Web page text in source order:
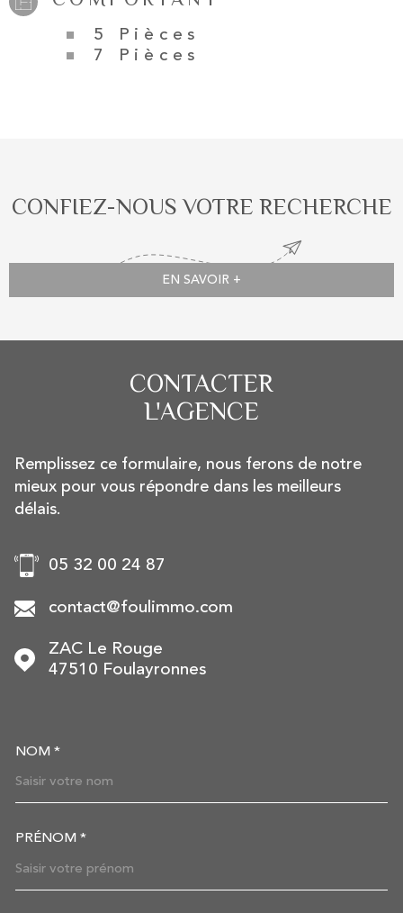
5 Pièces
7 Pièces
CONFIEZ-NOUS VOTRE RECHERCHE
EN SAVOIR +
CONTACTER
L'AGENCE
Remplissez ce formulaire, nous ferons de notre
mieux pour vous répondre dans les meilleurs
délais.
05 32 00 24 87
contact@foulimmo.com
ZAC Le Rouge
47510
Foulayronnes
NOM *
PRÉNOM *